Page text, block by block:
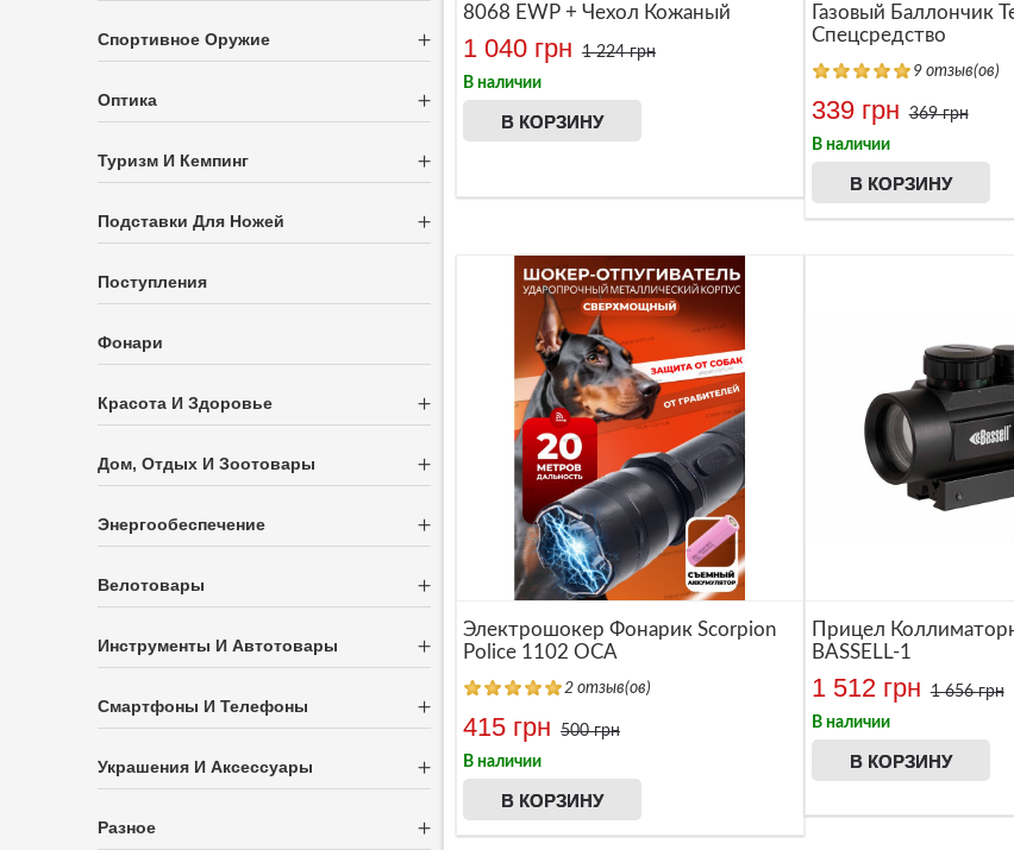
Спортивное Оружие
Оптика
Туризм И Кемпинг
Подставки Для Ножей
Поступления
Фонари
Красота И Здоровье
Дом, Отдых И Зоотовары
Энергообеспечение
Велотовары
Инструменты И Автотовары
Смартфоны И Телефоны
Украшения И Аксессуары
Разное
8068 EWP + Чехол Кожаный
1 040 грн
1 224 грн
В наличии
В КОРЗИНУ
Газовый
Спецсредство
9 отзыв(ов)
339 грн
369 грн
В наличии
В КОРЗИНУ
Электрошокер Фонарик Scorpion
Police 1102 ОСА
2 отзыв(ов)
415 грн
500 грн
В наличии
В КОРЗИНУ
Прицел
BASSELL-1
1 512 грн
1 656 грн
В наличии
В КОРЗИНУ